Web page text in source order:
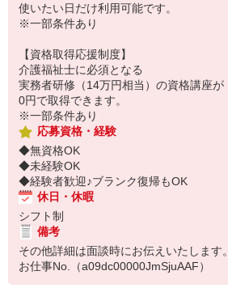
使いたい日だけ利用可能です。
※一部条件あり
【資格取得応援制度】
介護福祉士に必須となる
実務者研修（14万円相当）の資格講座が
0円で取得できます。
※一部条件あり
応募資格・経験
◆無資格OK
◆未経験OK
◆経験者歓迎♪ブランク復帰もOK
休日・休暇
シフト制
備考
その他詳細は面談時にお伝えいたします。
お仕事No.（a09dc00000JmSjuAAF）